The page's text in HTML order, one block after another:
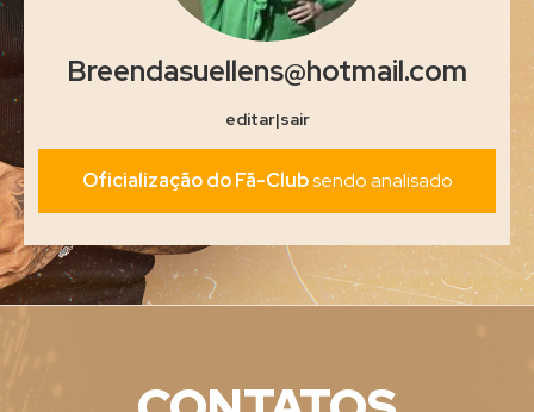
Breendasuellens@hotmail.com
editar|sair
Oficialização do Fã-Clubsendo analisado